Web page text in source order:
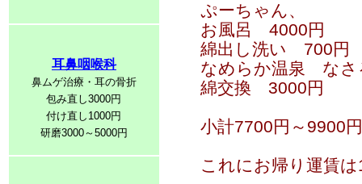
耳鼻咽喉科
鼻ムゲ治療・耳の骨折
包み直し3000円
付け直し1000円
研磨3000～5000円
ぷーちゃん、
お風呂 4000円
綿出し洗い 700円
なめらか温泉 な
綿交換 3000円
小計7700円～9900
これにお帰り運賃